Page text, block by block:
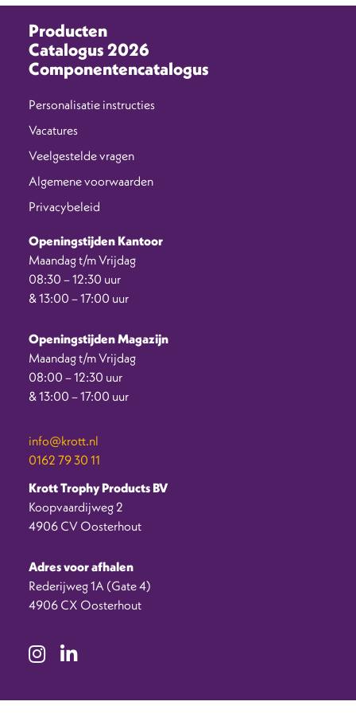
Producten
Catalogus 2026
Componentencatalogus
Personalisatie instructies
Vacatures
Veelgestelde vragen
Algemene voorwaarden
Privacybeleid
Openingstijden Kantoor
Maandag t/m Vrijdag
08:30 – 12:30 uur
& 13:00 – 17:00 uur
Openingstijden Magazijn
Maandag t/m Vrijdag
08:00 – 12:30 uur
& 13:00 – 17:00 uur
info@krott.nl
0162 79 30 11
Krott Trophy Products BV
Koopvaardijweg 2
4906 CV Oosterhout
Adres voor afhalen
Rederijweg 1A (Gate 4)
4906 CX Oosterhout